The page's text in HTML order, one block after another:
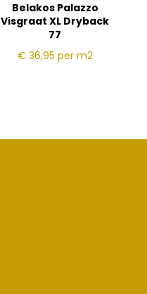
Belakos Palazzo
Visgraat XL Dryback
77
€ 36,95 per m2